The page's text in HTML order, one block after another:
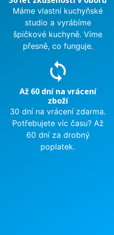
Máme vlastní kuchyňské
studio a vyrábíme
špičkové kuchyně. Víme
přesně, co funguje.
sync
Až 60 dní na vrácení
zboží
30 dní na vrácení zdarma.
Potřebujete víc času? Až
60 dní za drobný
poplatek.